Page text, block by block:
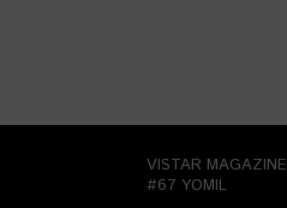
VISTAR MAGAZINE
#67 YOMIL